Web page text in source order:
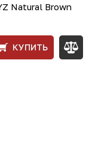
Natural Brown
КУПИТЬ